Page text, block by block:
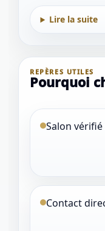
Lire la suite
REPÈRES UTILES
Pourquoi
Salon
Contact